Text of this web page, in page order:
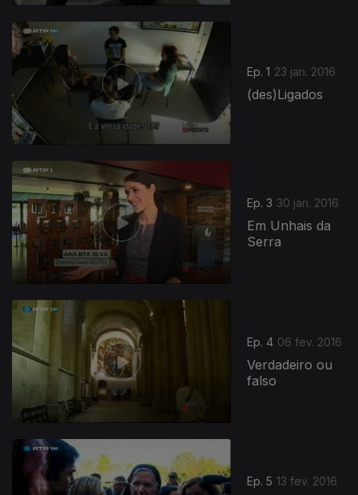
Ep. 1 23 jan. 2016
(des)Ligados
Ep. 3 30 jan. 2016
Em Unhais da
Serra
Ep. 4 06 fev. 2016
Verdadeiro ou
falso
Ep. 5 13 fev. 2016